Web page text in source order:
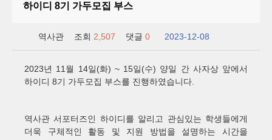
하이디 8기 가두모집 부스
역사관 조회 2,507 댓글 0 2023-12-08
2023년 11 월 14일 (화) ~ 15일 (수) 양일
간 사자상 앞에서
하이디 8기 가두모집 부스를 진행하였습니다
역사관 서포터즈인 하이디를 알리고 관심있는 학생들에게
더욱 구체적인 활동 및 지원 방법을 설명하는 시간을